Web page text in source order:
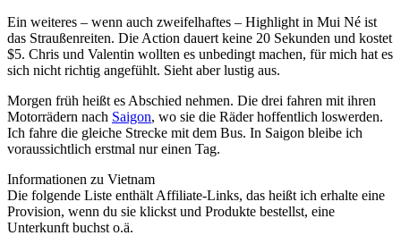
Ein weiteres – wenn auch zweifelhaftes – Highlight in Mui Né ist
das Straußenreiten. Die Action dauert keine 20 Sekunden und kostet
$5. Chris und Valentin wollten es unbedingt machen, für mich hat es
sich nicht richtig angefühlt. Sieht aber lustig aus.
Morgen früh heißt es Abschied nehmen. Die drei fahren mit ihren
Motorrädern nach Saigon, wo sie die Räder hoffentlich loswerden.
Ich fahre die gleiche Strecke mit dem Bus. In Saigon bleibe ich
voraussichtlich erstmal nur einen Tag.
Informationen zu Vietnam
Die folgende Liste enthält Affiliate-Links, das heißt ich erhalte eine
Provision, wenn du sie klickst und Produkte bestellst, eine
Unterkunft buchst o.ä.